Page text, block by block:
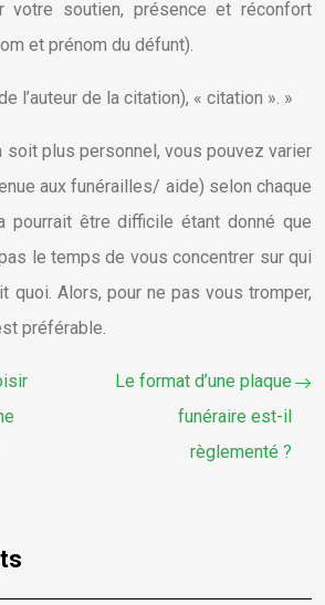
votre soutien, présence et réconfort
et prénom du défunt).
l’auteur de la citation), « citation ». »
soit plus personnel, vous pouvez varier
aux funérailles/ aide) selon chaque
pourrait être difficile étant donné que
le temps de vous concentrer sur qui
quoi. Alors, pour ne pas vous tromper,
préférable.
Le format d’une plaque
funéraire est-il
règlementé ?